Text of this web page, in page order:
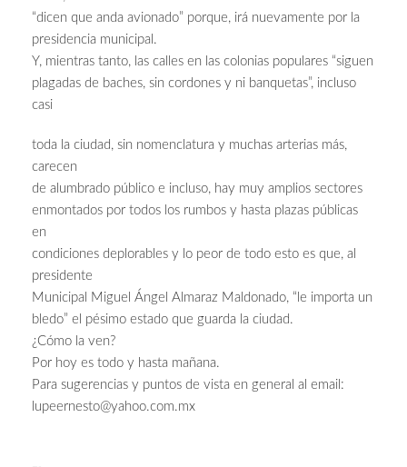
“dicen que anda avionado” porque, irá nuevamente por la
presidencia municipal.
Y, mientras tanto, las calles en las colonias populares “siguen
plagadas de baches, sin cordones y ni banquetas”, incluso
casi
toda la ciudad, sin nomenclatura y muchas arterias más,
carecen
de alumbrado público e incluso, hay muy amplios sectores
enmontados por todos los rumbos y hasta plazas públicas
en
condiciones deplorables y lo peor de todo esto es que, al
presidente
Municipal Miguel Ángel Almaraz Maldonado, “le importa un
bledo” el pésimo estado que guarda la ciudad.
¿Cómo la ven?
Por hoy es todo y hasta mañana.
Para sugerencias y puntos de vista en general al email:
lupeernesto@yahoo.com.mx